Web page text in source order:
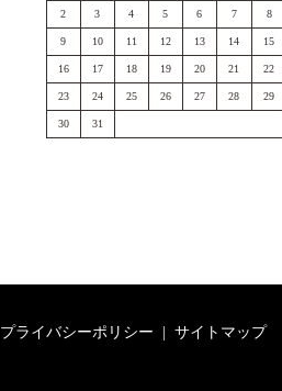
2 3 4 5 6 7 8
9 10 11 12 13 14 15
16 17 18 19 20 21 22
23 24 25 26 27 28 29
30 31
プライバシーポリシー サイトマップ